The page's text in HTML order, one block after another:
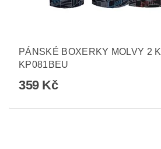
PÁNSKÉ BOXERKY MOLVY 2
KP081BEU
359 Kč